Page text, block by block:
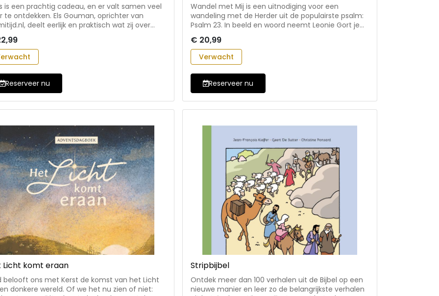
is een prachtig cadeau, en er valt samen veel
te ontdekken. Els Gouman, oprichter van
deelt eerlijk en praktisch wat zij over
stellen. Ze laat in haar boek zien dat seks is
om van te genieten. - voor stellen die
samen willen verdiepen in seks, verlangen en
- met tips, technieken en hulpmiddelen
stellen om méér uit hun liefdesleven te halen
Reserveer nu
Wandel met Mij is een uitnodiging voor een
wandeling met de Herder uit de populairste psalm:
Psalm 23. In beeld en woord neemt Leonie Gort je
verwonderen en te verstillen. - een boek met op
elke pagina een uniek schilderij van Leonie Gort:
warm, gedetailleerd en sfeervol - met aanvullend
op de beelden een deel van Psalm 23, of een
bijpassend gedicht - een waardevol cadeau voor
vele gelegenheden: een trouwdag, een verjaardag,
een doop of belijdenis, een overlijden ... door alles
heen leidt God ons als Herder en blijft Hij met ons
€ 20,99
Verwacht
Reserveer nu
Licht komt eraan
belooft ons met Kerst de komst van het Licht
donkere wereld. Of we het nu zien of niet:
Stripbijbel
Ontdek meer dan 100 verhalen uit de Bijbel op een
nieuwe manier en leer zo de belangrijkste verhalen